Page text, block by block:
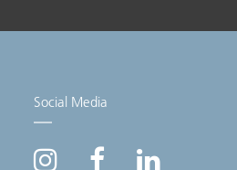
Social Media